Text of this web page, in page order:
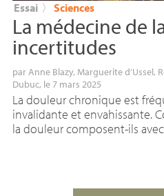
Essai 〉 Sciences
La médecine de
incertitudes
parAnne Blazy, Marguerite d’Ussel,
Dubuc, le 7 mars 2025
La douleur chronique est
invalidante et envahissante.
la douleur composent-ils